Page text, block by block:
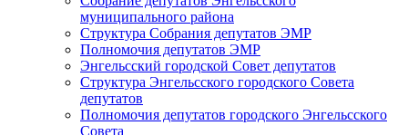
муниципального района
Структура Собрания депутатов ЭМР
Полномочия депутатов ЭМР
Энгельсский городской Совет депутатов
Структура Энгельсского городского Совета
депутатов
Полномочия депутатов городского Энгельсского
Совета